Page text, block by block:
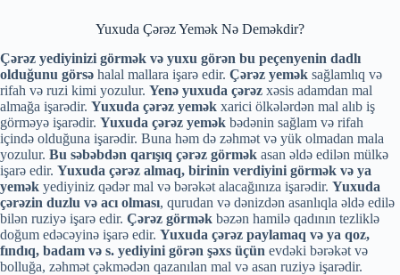
Yuxuda Çərəz Yemək Nə Deməkdir?
Çərəz yediyinizi görmək və yuxu görən bu peçenyenin dadlı
olduğunu görsə halal mallara işarə edir. Çərəz yemək sağlamlıq və
rifah və ruzi kimi yozulur. Yenə yuxuda çərəz xəsis adamdan mal
almağa işarədir. Yuxuda çərəz yemək xarici ölkələrdən mal alıb iş
görməyə işarədir. Yuxuda çərəz yemək bədənin sağlam və rifah
içində olduğuna işarədir. Buna həm də zəhmət və yük olmadan mala
yozulur. Bu səbəbdən qarışıq çərəz görmək asan əldə edilən mülkə
işarə edir. Yuxuda çərəz almaq, birinin verdiyini görmək və ya
yemək yediyiniz qədər mal və bərəkət alacağınıza işarədir. Yuxuda
çərəzin duzlu və acı olması, qurudan və dənizdən asanlıqla əldə edilə
bilən ruziyə işarə edir. Çərəz görmək bəzən hamilə qadının tezliklə
doğum edəcəyinə işarə edir. Yuxuda çərəz paylamaq və ya qoz,
fındıq, badam və s. yediyini görən şəxs üçün evdəki bərəkət və
bolluğa, zəhmət çəkmədən qazanılan mal və asan ruziyə işarədir.